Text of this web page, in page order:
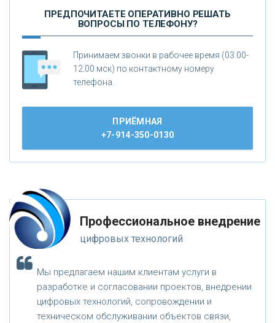
ПРЕДПОЧИТАЕТЕ ОПЕРАТИВНО РЕШАТЬ
ВОПРОСЫ ПО ТЕЛЕФОНУ?
Принимаем звонки в рабочее время (03.00-
12.00 мск) по контактному номеру
телефона.
ПРИЁМНАЯ
+7-914-350-0130
Профессиональное внедрение
цифровых технологий
Мы предлагаем нашим клиентам услуги в
разработке и согласовании проектов, внедрении
цифровых технологий, сопровождении и
техническом обслуживании объектов связи,